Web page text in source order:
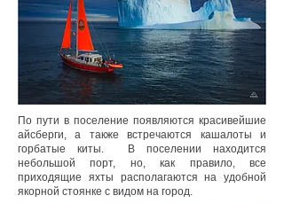
По пути в поселение появляются красивейшие
айсберги, а также встречаются кашалоты и
горбатые киты. В поселении находится
небольшой порт, но, как правило, все
приходящие яхты располагаются на удобной
якорной стоянке с видом на город.